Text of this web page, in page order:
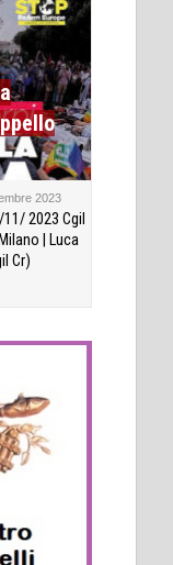
2023
2023 Cgil
| Luca
Cr)